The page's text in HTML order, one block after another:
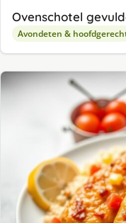
Ovenschotel
Avondeten &